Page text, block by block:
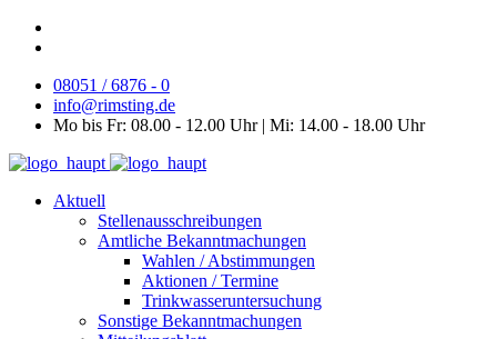
08051 / 6876 - 0
info@rimsting.de
Mo bis Fr: 08.00 - 12.00 Uhr | Mi: 14.00 - 18.00 Uhr
Aktuell
Stellenausschreibungen
Amtliche Bekanntmachungen
Wahlen / Abstimmungen
Aktionen / Termine
Trinkwasseruntersuchung
Sonstige Bekanntmachungen